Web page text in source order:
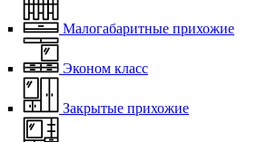
Малогабаритные прихожие
Эконом класс
Закрытые прихожие